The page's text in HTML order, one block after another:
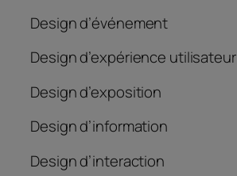
Design d’événement
Design d’expérience utilisateur
Design d’exposition
Design d’information
Design d’interaction